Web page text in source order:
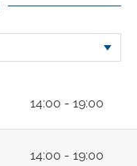
14:00 - 19:00
14:00 - 19:00